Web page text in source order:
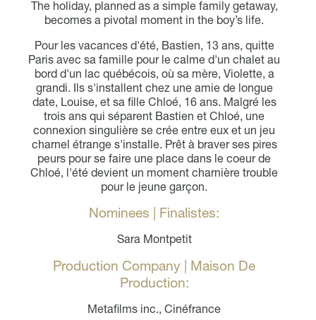
The holiday, planned as a simple family getaway,
becomes a pivotal moment in the boy’s life.
Pour les vacances d'été, Bastien, 13 ans, quitte
Paris avec sa famille pour le calme d'un chalet au
bord d'un lac québécois, où sa mère, Violette, a
grandi. Ils s'installent chez une amie de longue
date, Louise, et sa fille Chloé, 16 ans. Malgré les
trois ans qui séparent Bastien et Chloé, une
connexion singulière se crée entre eux et un jeu
charnel étrange s'installe. Prêt à braver ses pires
peurs pour se faire une place dans le coeur de
Chloé, l'été devient un moment charnière trouble
pour le jeune garçon.
Nominees | Finalistes:
Sara Montpetit
Production Company | Maison De
Production:
Metafilms inc., Cinéfrance